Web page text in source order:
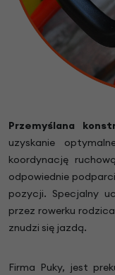
Przemyślana
uzyskanie
koordynację
odpowiednie
pozycji. Specjalny
przez rowerku
znudzi się jazdą.
Firma Puky, jest